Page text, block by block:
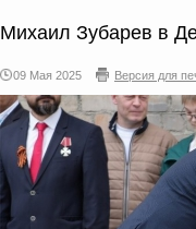
Михаил Зубарев в
09 Мая 2025 Версия для